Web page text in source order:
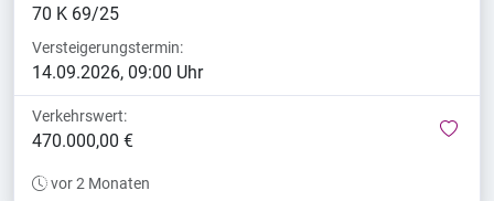
70 K 69/25
Versteigerungstermin:
14.09.2026, 09:00 Uhr
Verkehrswert:
470.000,00 €
vor 2 Monaten